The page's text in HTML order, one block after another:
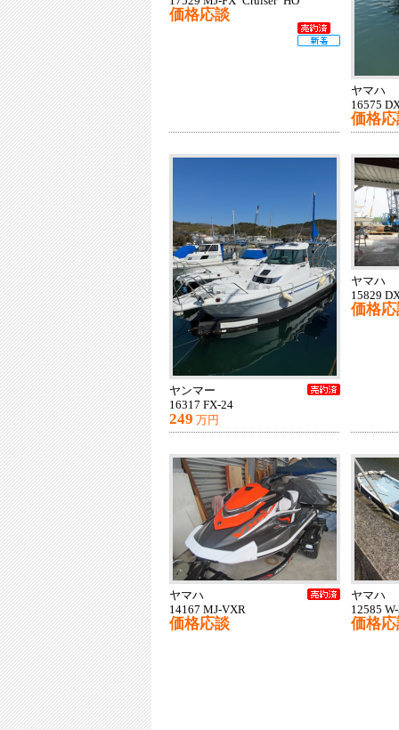
価格応談
ヤマハ
16575
価格
ヤンマー
16317 FX-24
249 万円
ヤマハ
15829
価格
ヤマハ
14167 MJ-VXR
価格応談
ヤマハ
12585
価格